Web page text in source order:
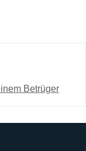
Betrüger